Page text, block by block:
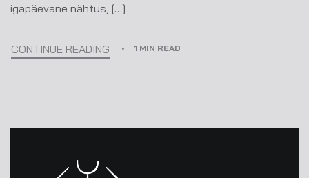
igapäevane nähtus, […]
CONTINUE READING 1 MIN READ